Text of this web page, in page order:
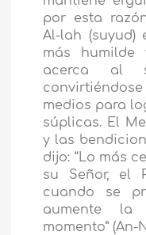
por esta
Al-lah
más
acerca al
medios para
súplicas. El
y las
dijo: “Lo más
su Señor, el
cuando se
aumente la
momento” (An-